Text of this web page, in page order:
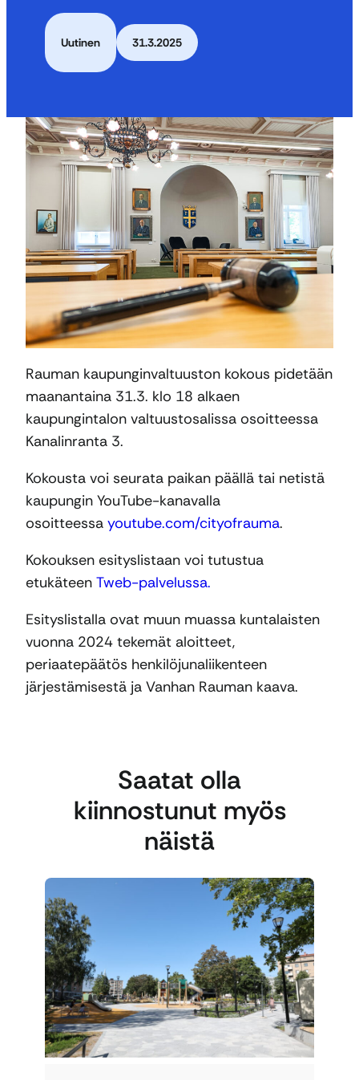
Uutinen 31.3.2025
Rauman kaupunginvaltuuston kokous pidetään
maanantaina 31.3. klo 18 alkaen
kaupungintalon valtuustosalissa osoitteessa
Kanalinranta 3.
Kokousta voi seurata paikan päällä tai netistä
kaupungin YouTube-kanavalla
osoitteessa youtube.com/cityofrauma.
Kokouksen esityslistaan voi tutustua
etukäteen Tweb-palvelussa.
Esityslistalla ovat muun muassa kuntalaisten
vuonna 2024 tekemät aloitteet,
periaatepäätös henkilöjunaliikenteen
järjestämisestä ja Vanhan Rauman kaava.
Saatat olla
kiinnostunut myös
näistä